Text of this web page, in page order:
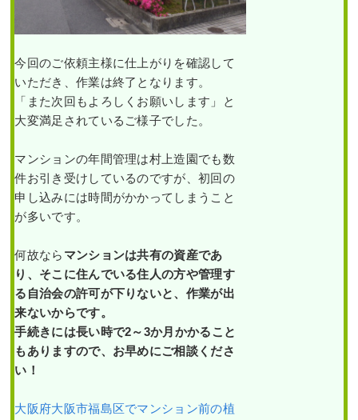
今回のご依頼主様に仕上がりを確認して
いただき、作業は終了となります。
「また次回もよろしくお願いします」と
大変満足されているご様子でした。
マンションの年間管理は村上造園でも数
件お引き受けしているのですが、初回の
申し込みには時間がかかってしまうこと
が多いです。
何故なら マンションは共有の資産であ
り、そこに住んでいる住人の方や管理す
る自治会の許可が下りないと、作業が出
来ないからです。
手続きには長い時で2～3か月かかること
もありますので、お早めにご相談くださ
い！
大阪府大阪市福島区でマンション前の植